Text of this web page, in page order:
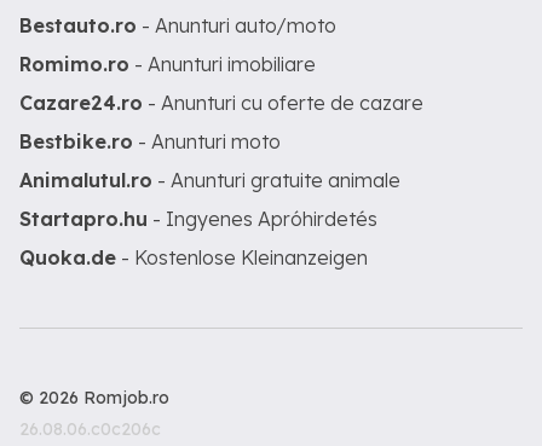
Bestauto.ro - Anunturi auto/moto
Romimo.ro - Anunturi imobiliare
Cazare24.ro - Anunturi cu oferte de cazare
Bestbike.ro - Anunturi moto
Animalutul.ro - Anunturi gratuite animale
Startapro.hu - Ingyenes Apróhirdetés
Quoka.de - Kostenlose Kleinanzeigen
© 2026 Romjob.ro
26.08.06.c0c206c